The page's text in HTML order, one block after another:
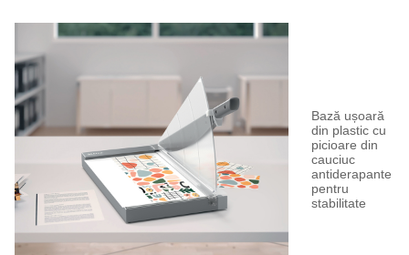
Bază ușoară
din plastic cu
picioare din
cauciuc
antiderapante
pentru
stabilitate